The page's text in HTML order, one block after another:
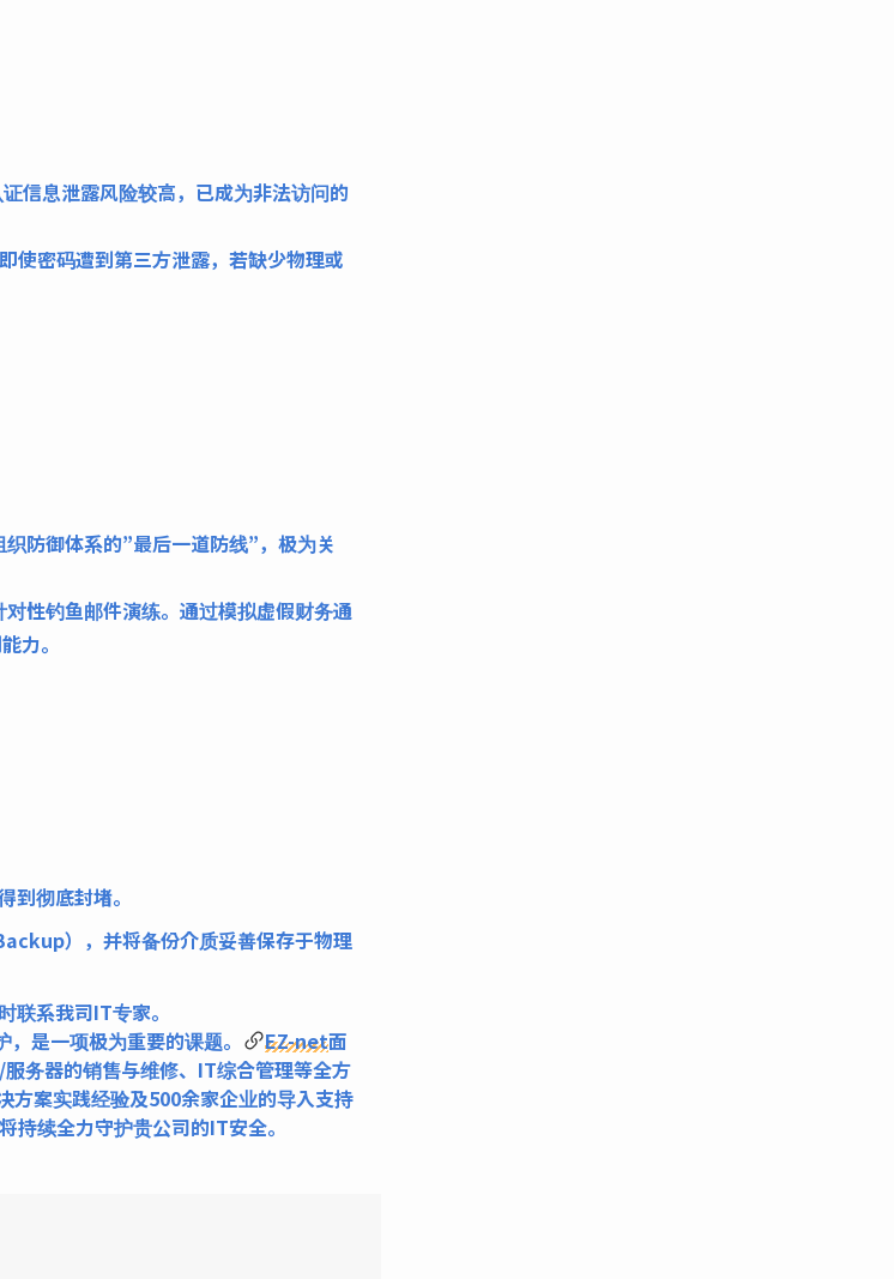
信息泄露风险较高，已成为非法访问的
使密码遭到第三方泄露，若缺少物理或
防御体系的”最后一道防线”，极为关
性钓鱼邮件演练。通过模拟虚假财务通
力。
彻底封堵。
），并将备份介质妥善保存于物理
联系我司IT专家。
是一项极为重要的课题。
EZ-net面
务器的销售与维修、IT综合管理等全方
方案实践经验及500余家企业的导入支持
续全力守护贵公司的IT安全。